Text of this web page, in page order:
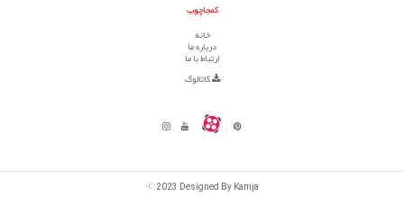
کمجاچوب
خانه
درباره ما
ارتباط با ما
کاتالوگ
©2023 Designed By Kamja